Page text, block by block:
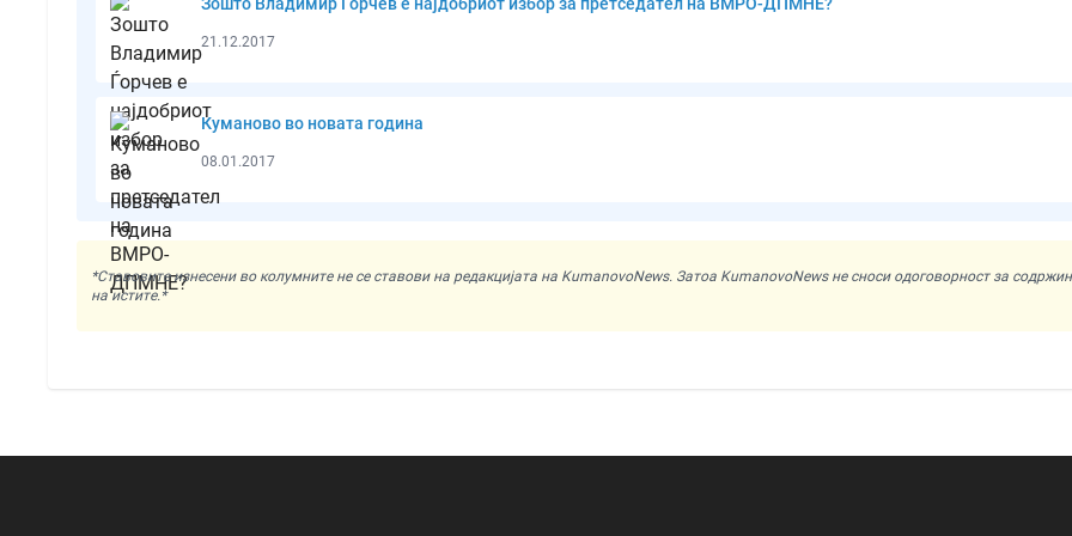
21.12.2017
Куманово во новата година
08.01.2017
*Ставовите изнесени во колумните не се ставови на редакцијата на KumanovoNews. Затоа KumanovoNews не сноси одоговорност за
на истите.*